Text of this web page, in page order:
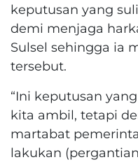
keputusan yang
demi menjaga
Sulsel sehingga ia
tersebut.
“Ini keputusan
kita ambil, tetapi
martabat
lakukan